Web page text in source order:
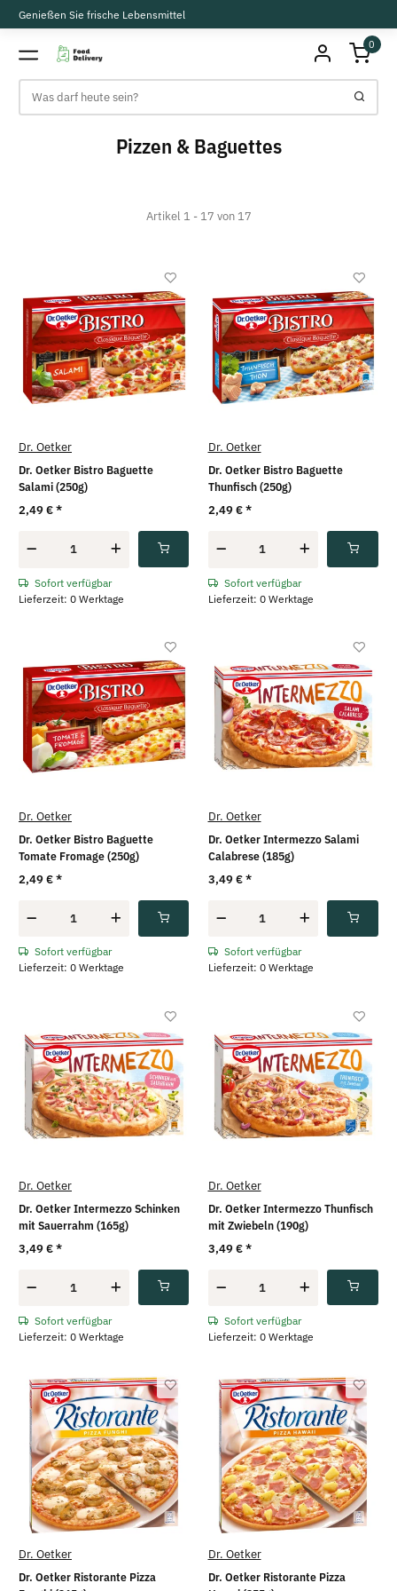
Genießen Sie frische Lebensmittel
0
Pizzen & Baguettes
Artikel 1 - 17 von 17
Dr. Oetker
Dr. Oetker Bistro Baguette
Salami (250g)
2,49 €*
Sofort verfügbar
Lieferzeit: 0 Werktage
Dr. Oetker
Dr. Oetker Bistro Baguette
Thunfisch (250g)
2,49 €*
Sofort verfügbar
Lieferzeit: 0 Werktage
Dr. Oetker
Dr. Oetker Bistro Baguette
Tomate Fromage (250g)
2,49 €*
Sofort verfügbar
Lieferzeit: 0 Werktage
Dr. Oetker
Dr. Oetker Intermezzo Salami
Calabrese (185g)
3,49 €*
Sofort verfügbar
Lieferzeit: 0 Werktage
Dr. Oetker
Dr. Oetker Intermezzo Schinken
mit Sauerrahm (165g)
3,49 €*
Sofort verfügbar
Lieferzeit: 0 Werktage
Dr. Oetker
Dr. Oetker Intermezzo Thunfisch
mit Zwiebeln (190g)
3,49 €*
Sofort verfügbar
Lieferzeit: 0 Werktage
Dr. Oetker
Dr. Oetker Ristorante Pizza
Dr. Oetker
Dr. Oetker Ristorante Pizza